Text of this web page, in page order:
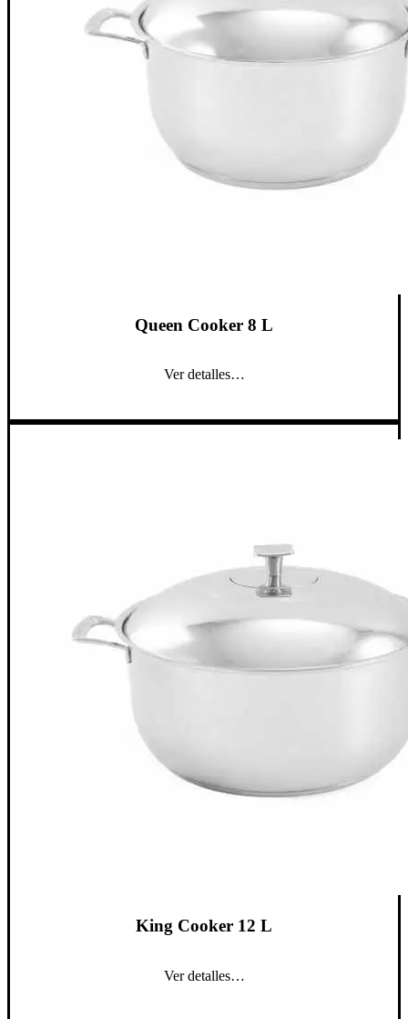
Queen Cooker 8 L
Ver detalles…
King Cooker 12 L
Ver detalles…